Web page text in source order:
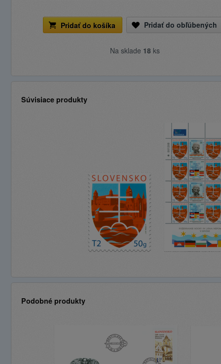
Pridať do košíka Pridať do obľúbených
Na sklade 18 ks
Súvisiace produkty
Podobné produkty